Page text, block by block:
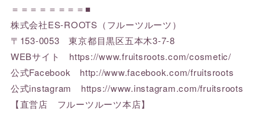
＝＝＝＝＝＝＝＝■
株式会社ES-ROOTS（フルーツルーツ）
〒153-0053 東京都目黒区五本木3-7-8
WEBサイト https://www.fruitsroots.com/cosmetic/
公式Facebook http://www.facebook.com/fruitsroots
公式instagram https://www.instagram.com/fruitsroots
【直営店 フルーツルーツ本店】